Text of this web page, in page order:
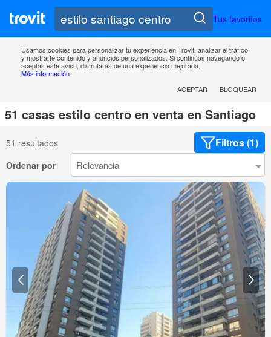
Tus favoritos
Usamos cookies para personalizar tu experiencia en Trovit, analizar el tráfico
y mostrarte contenido y anuncios personalizados. Si continúas navegando o
aceptas este aviso, disfrutarás de una experiencia mejorada.
Más información
ACEPTAR
BLOQUEAR
51 casas estilo centro en venta en Santiago
51 resultados Filtros (1)
Ordenar por